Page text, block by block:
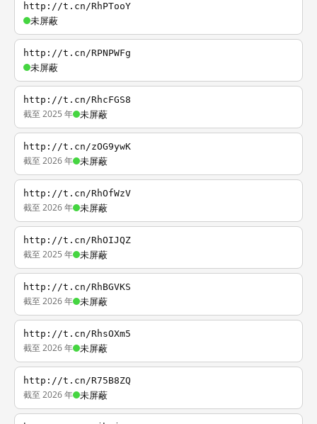
http://t.cn/RhPTooY
未屏蔽
http://t.cn/RPNPWFg
未屏蔽
http://t.cn/RhcFGS8
截至 2025 年 未屏蔽
http://t.cn/zOG9ywK
截至 2026 年 未屏蔽
http://t.cn/RhOfWzV
截至 2026 年 未屏蔽
http://t.cn/RhOIJQZ
截至 2025 年 未屏蔽
http://t.cn/RhBGVKS
截至 2026 年 未屏蔽
http://t.cn/RhsOXm5
截至 2026 年 未屏蔽
http://t.cn/R75B8ZQ
截至 2026 年 未屏蔽